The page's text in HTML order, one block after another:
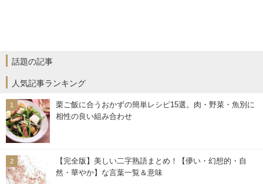
話題の記事
人気記事ランキング
栗ご飯に合うおかずの簡単レシピ15選。肉・野菜・魚別に
相性の良い組み合わせ
【完全版】美しい二字熟語まとめ！【儚い・幻想的・自
然・華やか】な言葉一覧＆意味